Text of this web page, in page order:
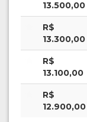
13.500,00
R$
13.300,00
R$
13.100,00
R$
12.900,00